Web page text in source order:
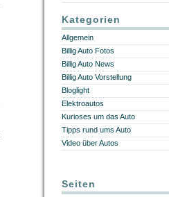
Kategorien
Allgemein
Billig Auto Fotos
Billig Auto News
Billig Auto Vorstellung
Bloglight
Elektroautos
Kurioses um das Auto
Tipps rund ums Auto
Video über Autos
Seiten